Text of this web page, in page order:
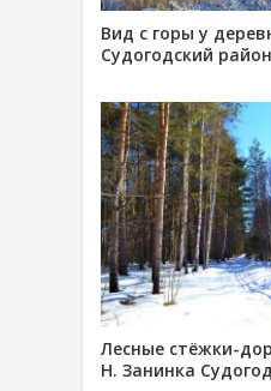
Вид с горы у
Судогодский район
Лесные стёжки-
Н. Занинка